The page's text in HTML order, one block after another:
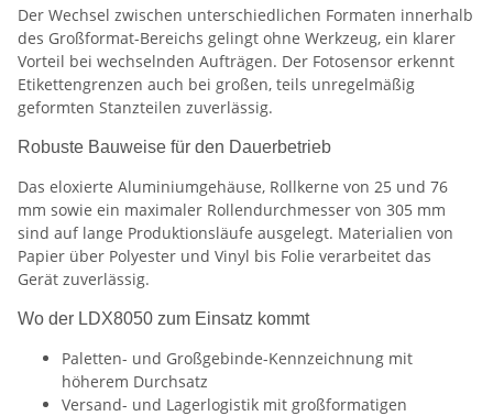
Der Wechsel zwischen unterschiedlichen Formaten innerhalb
des Großformat-Bereichs gelingt ohne Werkzeug, ein klarer
Vorteil bei wechselnden Aufträgen. Der Fotosensor erkennt
Etikettengrenzen auch bei großen, teils unregelmäßig
geformten Stanzteilen zuverlässig.
Robuste Bauweise für den Dauerbetrieb
Das eloxierte Aluminiumgehäuse, Rollkerne von 25 und 76
mm sowie ein maximaler Rollendurchmesser von 305 mm
sind auf lange Produktionsläufe ausgelegt. Materialien von
Papier über Polyester und Vinyl bis Folie verarbeitet das
Gerät zuverlässig.
Wo der LDX8050 zum Einsatz kommt
Paletten- und Großgebinde-Kennzeichnung mit
höherem Durchsatz
Versand- und Lagerlogistik mit großformatigen